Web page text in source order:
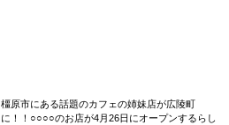
橿原市にある話題のカフェの姉妹店が広陵町
に！！○○○○のお店が4月26日にオープンするらし